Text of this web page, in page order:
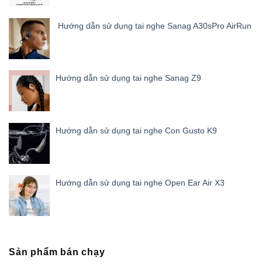
Hướng dẫn sử dụng tai nghe Sanag A30sPro AirRun
Hướng dẫn sử dụng tai nghe Sanag Z9
Hướng dẫn sử dụng tai nghe Con Gusto K9
Hướng dẫn sử dụng tai nghe Open Ear Air X3
Sản phẩm bán chạy